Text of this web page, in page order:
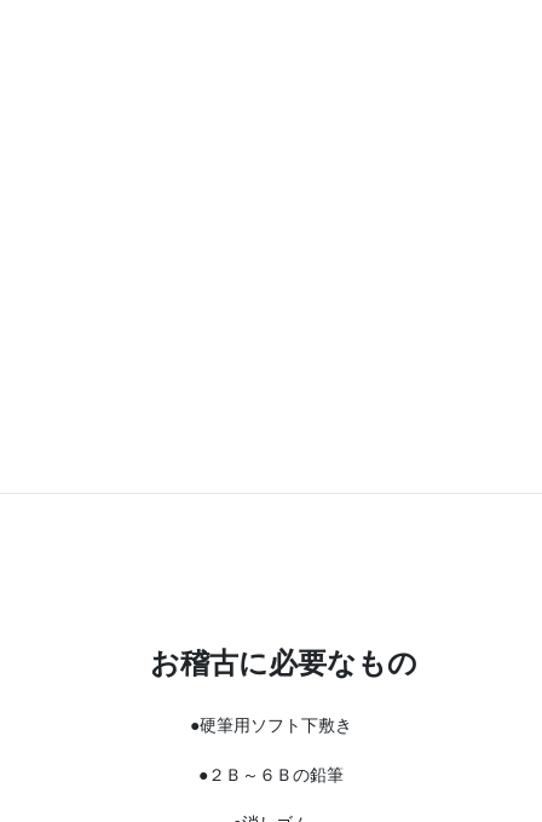
お稽古に必要なもの
●硬筆用ソフト下敷き
●２Ｂ～６Ｂの鉛筆